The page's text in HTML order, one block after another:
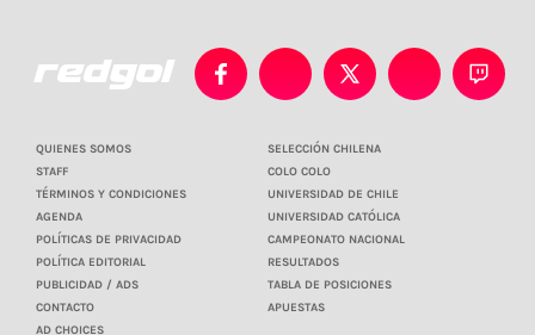
QUIENES SOMOS
STAFF
TÉRMINOS Y CONDICIONES
AGENDA
POLÍTICAS DE PRIVACIDAD
POLÍTICA EDITORIAL
PUBLICIDAD / ADS
CONTACTO
AD CHOICES
SELECCIÓN CHILENA
COLO COLO
UNIVERSIDAD DE CHILE
UNIVERSIDAD CATÓLICA
CAMPEONATO NACIONAL
RESULTADOS
TABLA DE POSICIONES
APUESTAS